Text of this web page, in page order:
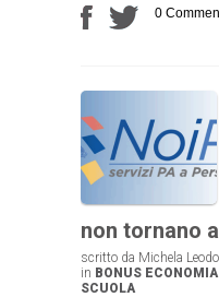
0
non tornano
scritto da Michela
in BONUS ECONOMIA
SCUOLA